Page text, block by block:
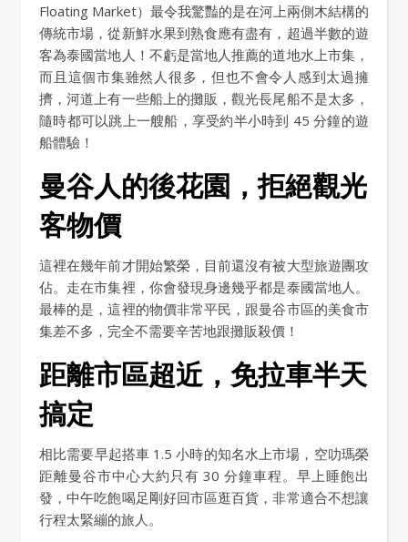
Floating Market）最令我驚豔的是在河上兩側木結構的
傳統市場，從新鮮水果到熟食應有盡有，超過半數的遊
客為泰國當地人！不虧是當地人推薦的道地水上市集，
而且這個市集雖然人很多，但也不會令人感到太過擁
擠，河道上有一些船上的攤販，觀光長尾船不是太多，
隨時都可以跳上一艘船，享受約半小時到 45 分鐘的遊
船體驗！
曼谷人的後花園，拒絕觀光
客物價
這裡在幾年前才開始繁榮，目前還沒有被大型旅遊團攻
佔。走在市集裡，你會發現身邊幾乎都是泰國當地人。
最棒的是，這裡的物價非常平民，跟曼谷市區的美食市
集差不多，完全不需要辛苦地跟攤販殺價！
距離市區超近，免拉車半天
搞定
相比需要早起搭車 1.5 小時的知名水上市場，空叻瑪榮
距離曼谷市中心大約只有 30 分鐘車程。早上睡飽出
發，中午吃飽喝足剛好回市區逛百貨，非常適合不想讓
行程太緊繃的旅人。